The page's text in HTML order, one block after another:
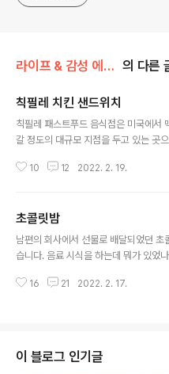
라이프 & 감성 에세이/미국 일상 의 다른
칙필레 치킨 샌드위치
칙필레 패스트푸드 음식점은 미국에서
갈 정도의 대규모 지점을 두고 있는 곳
있습니다. 그들이 자랑스럽게 내놓은 치
된다는 것을 느낄 것입니다. 미국의 대학
러보면 꼭 칙필레가 있습니다. 대학생
그런 패스트푸드로 알고 있습니다. 이곳
배를 보는 주일은 문을 열지 않는다는 것
10 12 2022. 2. 19.
초콜릿밤
남편의 회사에서 선물로 배달되었던 초
습니다. 음료 시식을 하는데 뭐가 있었
은 저도 처음으로 마셔 본 뜨거운 음료였
로가 만나서 더 진한 맛을 내고 있었습니
커피 잔에 있는 초콜릿볼의 만남이 아주
16 21 2022. 2. 17.
이 블로그 인기글